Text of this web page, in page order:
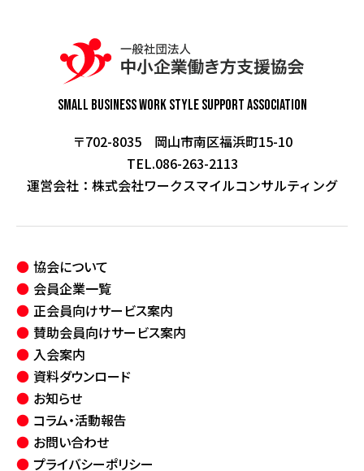
Small Business Work StyleSupport Association
〒702-8035 岡山市南区福浜町15-10
TEL.086-263-2113
運営会社： 株式会社ワークスマイルコンサルティング
協会について
会員企業一覧
正会員向けサービス案内
賛助会員向けサービス案内
入会案内
資料ダウンロード
お知らせ
コラム・活動報告
お問い合わせ
プライバシーポリシー